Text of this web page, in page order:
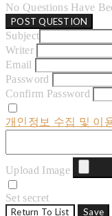
No Questions Have
POST QUESTION
Subject
Writer
Email
Password
Confirm Password
개인정보 수집 및 이
Upload Image
Set secret
Return To List Save